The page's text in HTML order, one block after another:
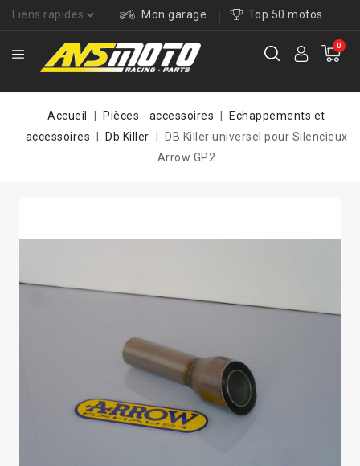
Liens rapides Mon garage Top 50 motos
0
Accueil Pièces - accessoires
Echappements et
accessoires
Db Killer
DB Killer universel pour Silencieux
Arrow GP2